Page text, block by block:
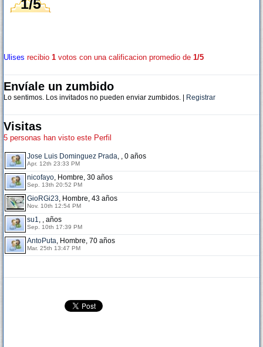
1/5
Ulises recibio 1 votos con una calificacion promedio de 1/5
Envíale un zumbido
Lo sentimos. Los invitados no pueden enviar zumbidos. | Registrar
Visitas
5 personas han visto este Perfil
Jose Luis Dominguez Prada, , 0 años
Apr. 12th 23:33 PM
nicofayo, Hombre, 30 años
Sep. 13th 20:52 PM
GioRGi23, Hombre, 43 años
Nov. 10th 12:54 PM
su1, , años
Sep. 10th 17:39 PM
AntoPuta, Hombre, 70 años
Mar. 25th 13:47 PM